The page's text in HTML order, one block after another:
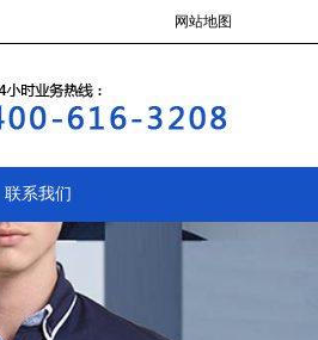
网站地图
联系我们